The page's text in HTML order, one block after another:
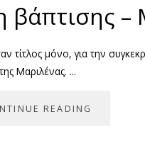
–
τίτλος μόνο, για την
της Μαριλένας. ...
READING